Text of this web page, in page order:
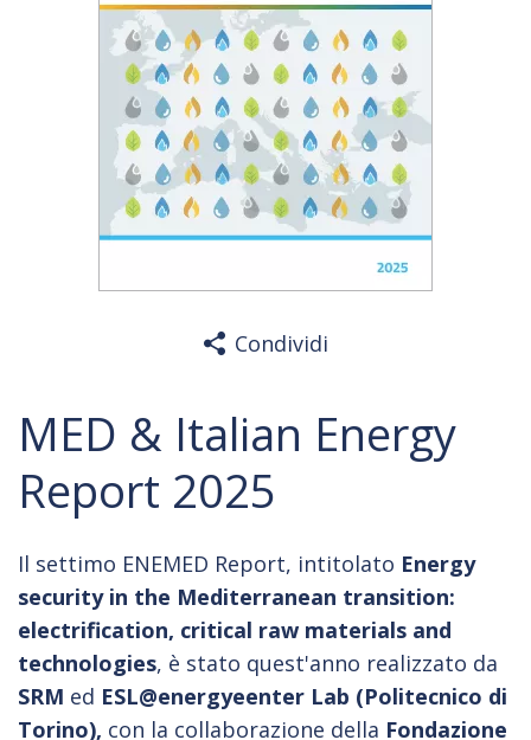
Condividi
MED & Italian Energy
Report 2025
Il settimo ENEMED Report, intitolato Energy
security in the Mediterranean transition:
electrification, critical raw materials and
technologies, è stato quest'anno realizzato da
SRM ed ESL@energyeenter Lab (Politecnico di
Torino), con la collaborazione della Fondazione